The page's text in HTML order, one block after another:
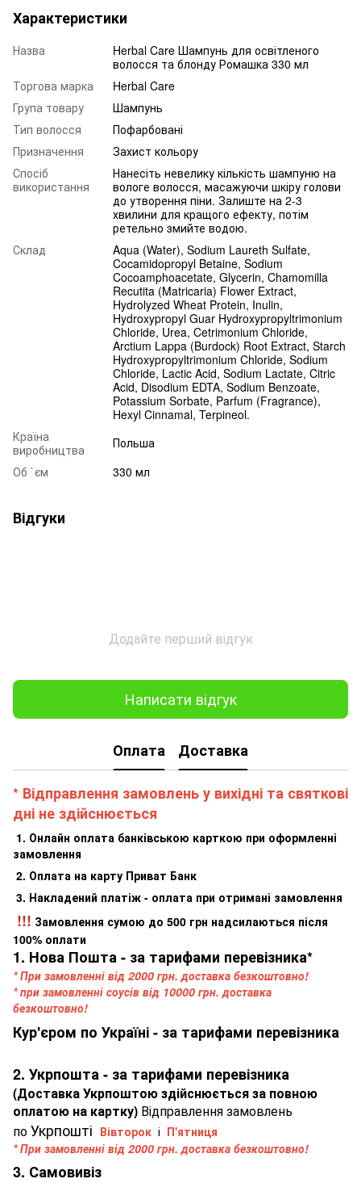
Характеристики
Назва
Herbal Care Шампунь для освітленого
волосся та блонду Ромашка 330 мл
Торгова марка
Herbal Care
Група товару
Шампунь
Тип волосся
Пофарбовані
Призначення
Захист кольору
Спосіб
використання
Нанесіть невелику кількість шампуню на
вологе волосся, масажуючи шкіру голови
до утворення піни. Залиште на 2-3
хвилини для кращого ефекту, потім
ретельно змийте водою.
Склад
Aqua (Water), Sodium Laureth Sulfate,
Cocamidopropyl Betaine, Sodium
Cocoamphoacetate, Glycerin, Chamomilla
Recutita (Matricaria) Flower Extract,
Hydrolyzed Wheat Protein, Inulin,
Hydroxypropyl Guar Hydroxypropyltrimonium
Chloride, Urea, Cetrimonium Chloride,
Arctium Lappa (Burdock) Root Extract, Starch
Hydroxypropyltrimonium Chloride, Sodium
Chloride, Lactic Acid, Sodium Lactate, Citric
Acid, Disodium EDTA, Sodium Benzoate,
Potassium Sorbate, Parfum (Fragrance),
Hexyl Cinnamal, Terpineol.
Країна
виробництва
Польша
Об `єм
330 мл
Відгуки
Додайте перший відгук
Написати відгук
Оплата Доставка
* Відправлення замовлень у вихідні та святкові
дні не здійснюється
1. Онлайн оплата банківською карткою при оформленні
замовлення
2. Оплата на карту Приват Банк
3. Накладений платіж - оплата при отримані замовлення
!!! Замовлення сумою до 500 грн надсилаються після
100% оплати
1. Нова Пошта - за тарифами перевізника*
* При замовленні від 2000 грн. доставка безкоштовно!
* при замовленні соусів від 10000 грн. доставка
безкоштовно!
Кур'єром по Україні - за тарифами перевізника
2. Укрпошта - за тарифами перевізника
(Доставка Укрпоштою здійснюється за повною
оплатою на картку) Відправлення замовлень
поУкрпошті Вівторок і П'ятниця
* При замовленні від 2000 грн. доставка безкоштовно!
3. Самовивіз